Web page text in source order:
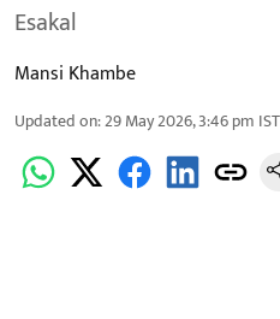
Esakal
Mansi Khambe
Updated on:29 May 2026, 3:46 pm IST